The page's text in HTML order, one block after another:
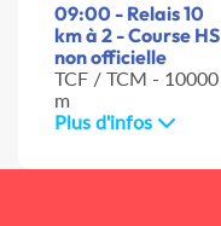
09:00 - Relais 10
km à 2 - Course HS
non officielle
TCF / TCM - 10000
m
Plus d'infos